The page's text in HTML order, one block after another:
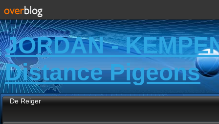
JORDAN -
Distance Pigeons
De Reiger